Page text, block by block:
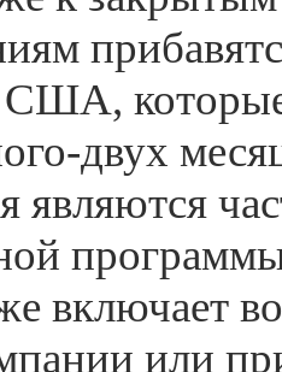
США,
двух
являются
включает
или